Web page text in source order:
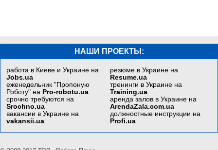
НАШИ ПРОЕКТЫ:
работа в Киеве и Украине на
Jobs.ua
еженедельник "Пропоную
Роботу" на Pro-robotu.ua
срочно требуются на
Srochno.ua
вакансии в Украине на
vakansii.ua
резюме в Украине на
Resume.ua
тренинги в Украине на
Training.ua
аренда залов в Украине на
ArendaZala.com.ua
должностные инструкции на
Profi.ua